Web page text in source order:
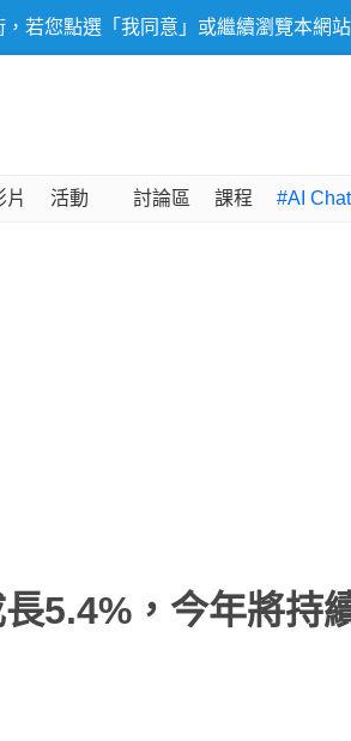
若您點選「我同意」或繼續瀏覽本網
片 活動 討論區 課程 #AI
5.4%，今年將持